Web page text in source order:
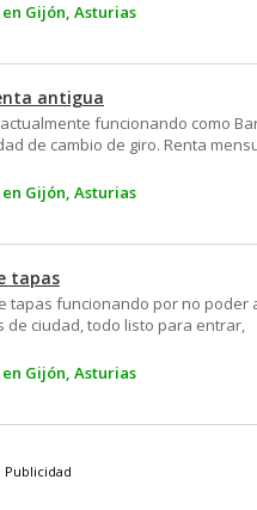
Gijón, Asturias
antigua
funcionando como
de cambio de giro. Renta
No cuenta con salida de
Gijón, Asturias
tapas
tapas funcionando por no poder
de ciudad, todo listo para entrar,
mínimos garantizados.
Gijón, Asturias
Publicidad